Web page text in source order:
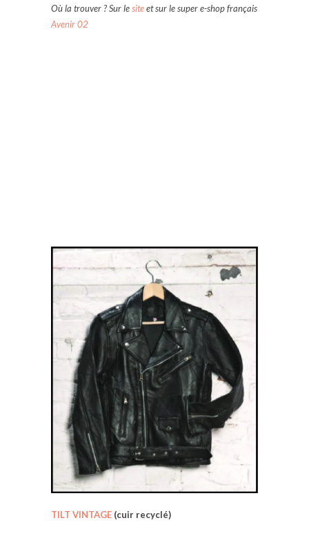
Où la trouver ? Sur lesiteet sur le super e-shop français
Avenir 02
TILT VINTAGE (cuir recyclé)